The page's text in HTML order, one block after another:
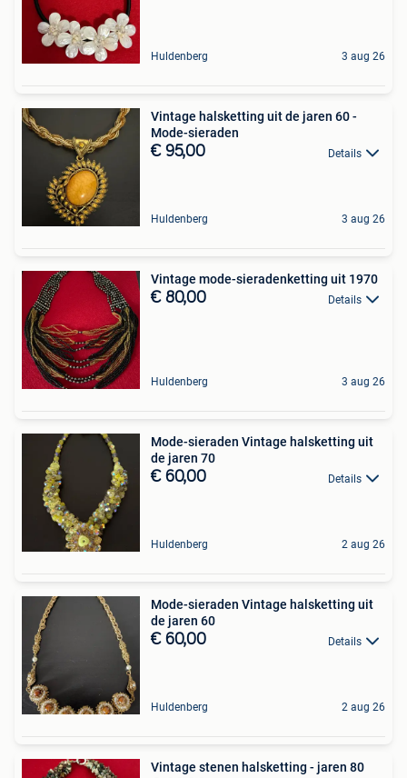
Huldenberg 3 aug 26
Vintage halsketting uit de jaren 60 -
Mode-sieraden
€ 95,00 Details
Huldenberg 3 aug 26
Vintage mode-sieradenketting uit 1970
€ 80,00 Details
Huldenberg 3 aug 26
Mode-sieraden Vintage halsketting uit
de jaren 70
€ 60,00 Details
Huldenberg 2 aug 26
Mode-sieraden Vintage halsketting uit
de jaren 60
€ 60,00 Details
Huldenberg 2 aug 26
Vintage stenen halsketting - jaren 80